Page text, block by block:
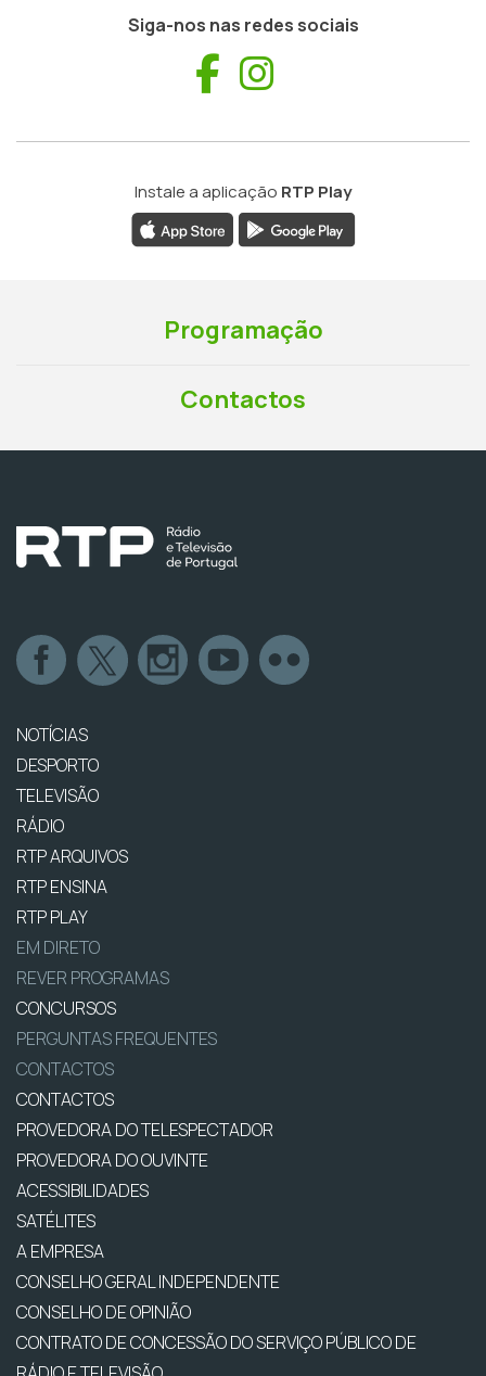
Siga-nos nas redes sociais
Facebook
Instale a aplicação RTP Play
Programação
Contactos
NOTÍCIAS
DESPORTO
TELEVISÃO
RÁDIO
RTP ARQUIVOS
RTP ENSINA
RTP PLAY
EM DIRETO
REVER PROGRAMAS
CONCURSOS
PERGUNTAS FREQUENTES
CONTACTOS
CONTACTOS
PROVEDORA DO TELESPECTADOR
PROVEDORA DO OUVINTE
ACESSIBILIDADES
SATÉLITES
A EMPRESA
CONSELHO GERAL INDEPENDENTE
CONSELHO DE OPINIÃO
CONTRATO DE CONCESSÃO DO SERVIÇO PÚBLICO DE